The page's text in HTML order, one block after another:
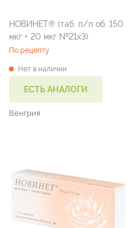
НОВИНЕТ® (таб. п/п об. 150
мкг + 20 мкг №21х3)
По рецепту
Нет в наличии
ЕСТЬ АНАЛОГИ
Венгрия